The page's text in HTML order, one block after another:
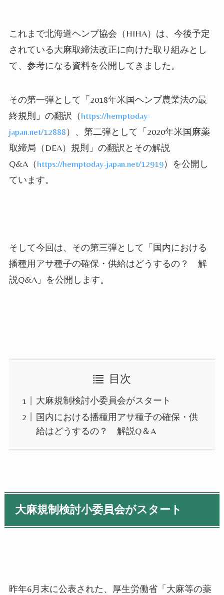
これまで北海道ヘンプ協会（ HIHA）は、今後予定
されている大麻取締法改正に向けた取り組みとし
て、参考になる資料を公開してきました。
その第一弾として「2018年米国ヘンプ農業法の最
終規則」の翻訳（https://hemptoday-
japan.net/12888）、第二弾として「2020年米国麻薬
取締局（ DEA）規則」の翻訳とその解説
Q&A（https://hemptoday-japan.net/12919）を公開し
ています。
そして今回は、その第三弾として「国内における
播種用アサ種子の確保・供給はどうするの？ 解
説Q&A」 を公開します。
目次
大麻規制検討小委員会がスタート
国内における播種用アサ種子の確保・供
給はどうするの？ 解説Q＆A
大麻規制検討小委員会がスタート
昨年6月末に公表された、厚生労働省「大麻等の薬